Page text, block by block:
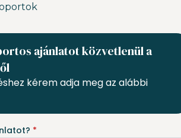
ajánlatot közvetlenül a
kérem adja meg az alábbi
*